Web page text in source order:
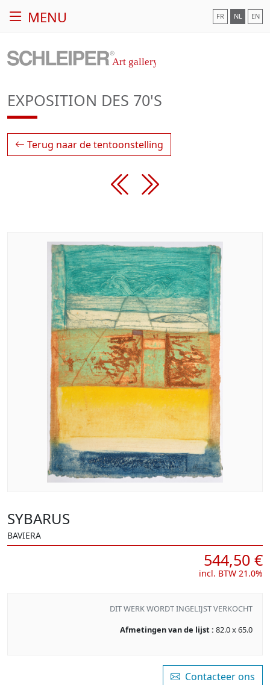
MENU FR NL EN
EXPOSITION DES 70'S
Terug naar de tentoonstelling
SYBARUS
BAVIERA
544,50 €
incl. BTW 21.0%
DIT WERK WORDT INGELIJST VERKOCHT
Afmetingen van de lijst : 82.0 x 65.0
Contacteer ons